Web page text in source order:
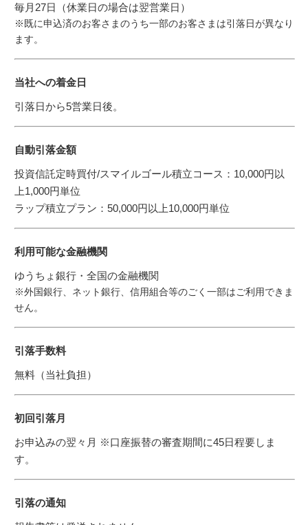
毎月27日（休業日の場合は翌営業日）
※既に申込済のお客さまのうち一部のお客さまは引落日が異なり
ます。
当社への着金日
引落日から5営業日後。
自動引落金額
投資信託定時買付/スマイルゴール積立コース：10,000円以
上1,000円単位
ラップ積立プラン：50,000円以上10,000円単位
利用可能な金融機関
ゆうちょ銀行・全国の金融機関
※外国銀行、ネット銀行、信用組合等のごく一部はご利用できま
せん。
引落手数料
無料（当社負担）
初回引落月
お申込みの翌々月 ※口座振替の審査期間に45日程要しま
す。
引落の通知